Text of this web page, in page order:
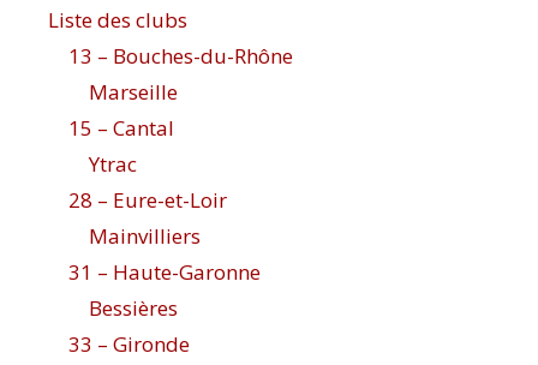
Liste des clubs
13 – Bouches-du-Rhône
Marseille
15 – Cantal
Ytrac
28 – Eure-et-Loir
Mainvilliers
31 – Haute-Garonne
Bessières
33 – Gironde